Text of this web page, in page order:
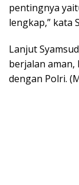
pentingnya
lengkap,” kata
Lanjut
berjalan aman,
dengan Polri.